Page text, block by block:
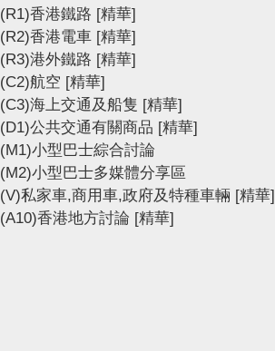
(R1)香港鐵路 [精華]
(R2)香港電車 [精華]
(R3)港外鐵路 [精華]
(C2)航空 [精華]
(C3)海上交通及船隻 [精華]
(D1)公共交通有關商品 [精華]
(M1)小型巴士綜合討論
(M2)小型巴士多媒體分享區
(V)私家車,商用車,政府及特種車輛 [精華]
(A10)香港地方討論 [精華]